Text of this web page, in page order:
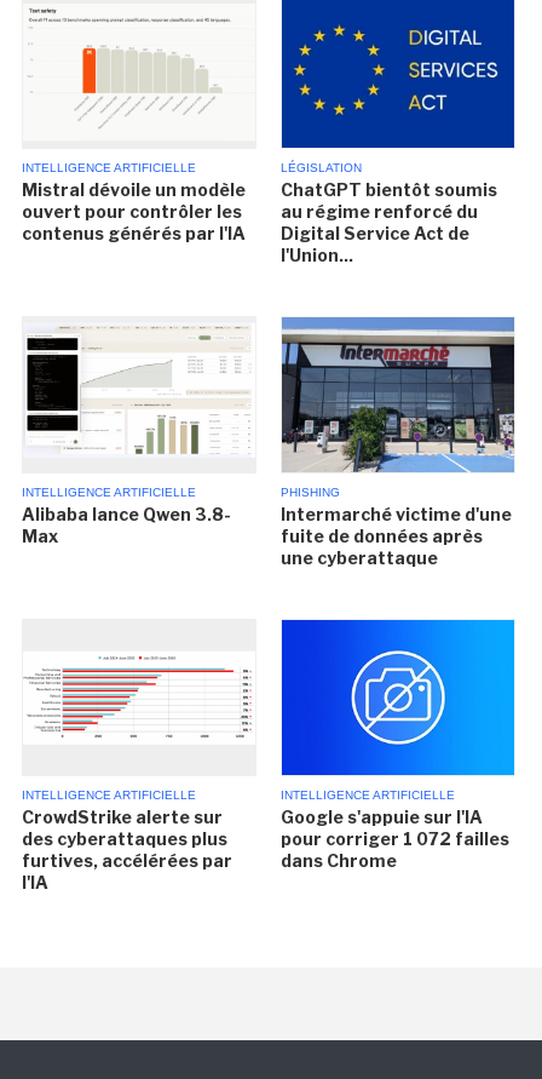
INTELLIGENCE ARTIFICIELLE
Mistral dévoile un modèle
ouvert pour contrôler les
contenus générés par l'IA
LÉGISLATION
ChatGPT bientôt soumis
au régime renforcé du
Digital Service Act de
l'Union...
INTELLIGENCE ARTIFICIELLE
Alibaba lance Qwen 3.8-
Max
PHISHING
Intermarché victime d'une
fuite de données après
une cyberattaque
INTELLIGENCE ARTIFICIELLE
CrowdStrike alerte sur
des cyberattaques plus
furtives, accélérées par
l'IA
INTELLIGENCE ARTIFICIELLE
Google s'appuie sur l'IA
pour corriger 1 072 failles
dans Chrome